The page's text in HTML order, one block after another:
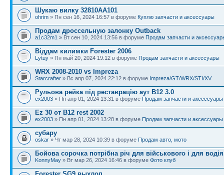
Шукаю вилку 32810AA101
ohrim » Пн сен 16, 2024 16:57 в форуме Куплю запчасти и аксессуары
Продам дроссельную залонку Outback
a1c32m1 » Вт сен 10, 2024 13:56 в форуме Продам запчасти и
Віддам килимки Forester 2006
Lytuy » Пн май 20, 2024 19:12 в форуме Продам запчасти и аксессуары
WRX 2008-2010 vs Impreza
Starcrafter » Вс апр 07, 2024 22:12 в форуме Impreza/GT/WRX/STI/XV
Рульова рейка під реставрацію аут B12 3.0
ex2003 » Пн апр 01, 2024 13:31 в форуме Продам запчасти и аксессуары
Ez 30 от B12 rest 2002
ex2003 » Пн апр 01, 2024 13:28 в форуме Продам запчасти и аксессуары
субару
oskar » Чт мар 28, 2024 10:39 в форуме Продам авто, мото
Бойова сорочка потрібна річ для військового і для
KonnyMay » Вт мар 26, 2024 16:46 в форуме Фото клуб